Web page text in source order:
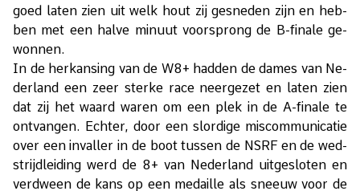
goed la­ten zien uit welk hout zij ge­sne­den zijn en heb­
ben met een hal­ve mi­nuut voor­sprong de B-fi­na­le ge­
won­nen.
In de her­kan­sing van de W8+ had­den de da­mes van Ne­
der­land een zeer ster­ke race neer­ge­zet en la­ten zien
dat zij het waard wa­ren om een plek in de A-fi­na­le te
ont­van­gen. Ech­ter, door een slor­di­ge mis­com­mu­ni­ca­tie
over een in­val­ler in de boot tus­sen de NSRF en de wed­
strijd­lei­ding werd de 8+ van Ne­der­land uit­ge­slo­ten en
ver­dween de kans op een me­dail­le als sneeuw voor de